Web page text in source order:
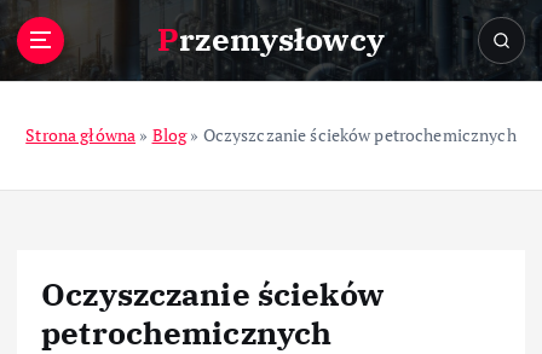
Przemysłowcy
Strona główna » Blog» Oczyszczanie ścieków petrochemicznych
Oczyszczanie ścieków
petrochemicznych